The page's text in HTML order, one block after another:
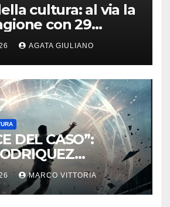
cultura: al via la
con 29
da ottobre a
AGATA GIULIANO
DEL CASO”:
CON UN
SUL CONFINE TRA
MANIPOLAZIONE
MARCO VITTORIA